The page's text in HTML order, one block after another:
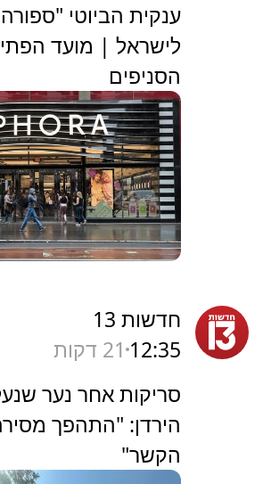
ענקית הביוטי
לישראל | מועד
הסניפים
חדשות 13
12:35 21 דקות
סריקות אחר נער
הירדן: "התהפך
הקשר"